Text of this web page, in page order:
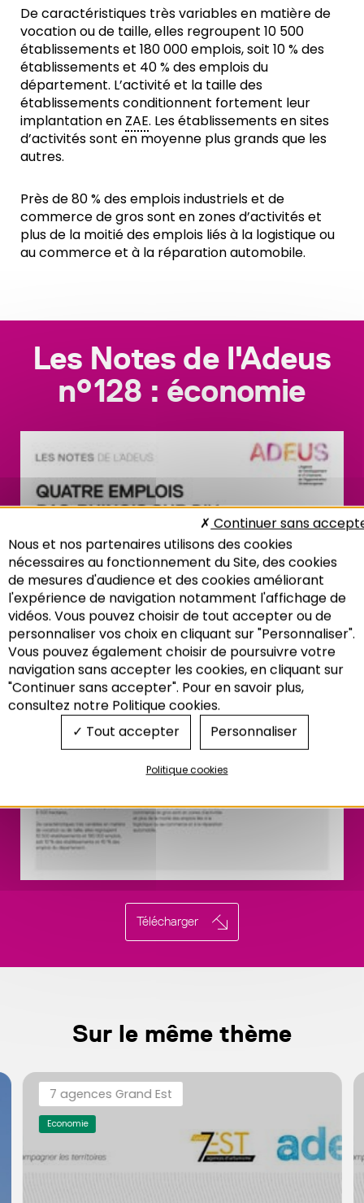
Recherche
De caractéristiques très variables en matière de
vocation ou de taille, elles regroupent 10 500
établissements et 180 000 emplois, soit 10 % des
établissements et 40 % des emplois du
département. L’activité et la taille des
établissements conditionnent fortement leur
implantation en ZAE. Les établissements en sites
d’activités sont en moyenne plus grands que les
autres.
Près de 80 % des emplois industriels et de
commerce de gros sont en zones d’activités et
plus de la moitié des emplois liés à la logistique ou
au commerce et à la réparation automobile.
Les Notes de l'Adeus
n°128 : économie
Télécharger
Sur le même thème
7 agences Grand Est
Economie
Nous et nos partenaires utilisons des cookies
nécessaires au fonctionnement du Site, des cookies
de mesures d'audience et des cookies améliorant
l'expérience de navigation notamment l'affichage de
vidéos. Vous pouvez choisir de tout accepter ou de
personnaliser vos choix en cliquant sur "Personnaliser".
Vous pouvez également choisir de poursuivre votre
navigation sans accepter les cookies, en cliquant sur
"Continuer sans accepter". Pour en savoir plus,
consultez notre Politique cookies.
Tout accepter
Continuer sans
Personnaliser
Politique cookies